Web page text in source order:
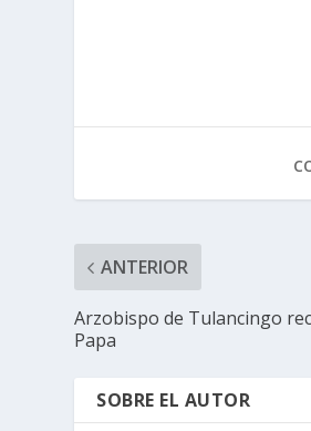
ANTERIOR
Arzobispo de Tulancingo
Papa
SOBRE EL AUTOR